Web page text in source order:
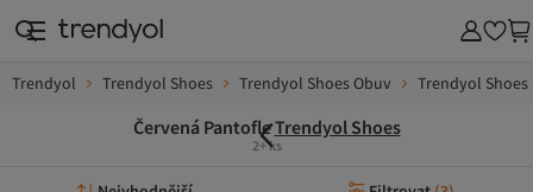
Trendyol Trendyol Shoes Trendyol Shoes Obuv Trendyol
Červená PantofleTrendyol Shoes
2+ ks